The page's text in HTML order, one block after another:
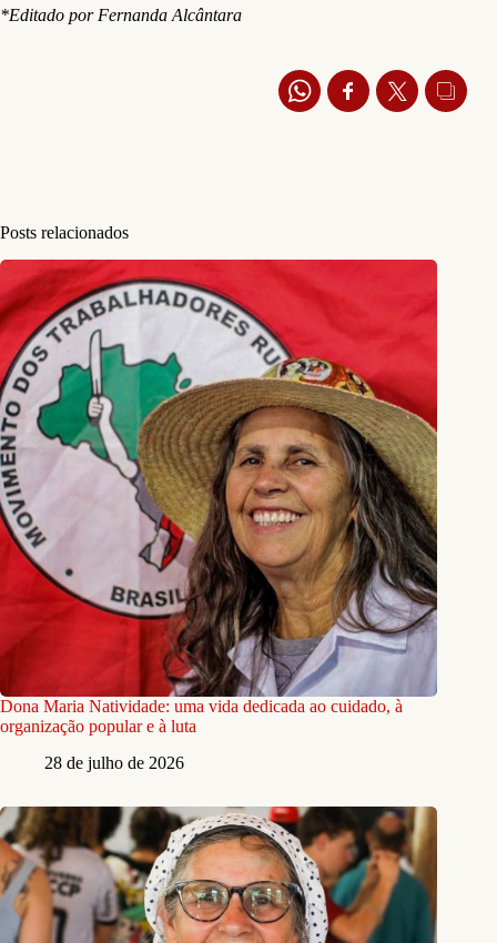
*Editado por Fernanda Alcântara
Posts relacionados
Dona Maria Natividade: uma vida dedicada ao cuidado, à
organização popular e à luta
28 de julho de 2026